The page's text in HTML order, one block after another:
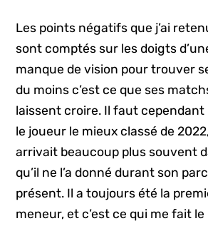
Les points négatifs que j’ai
sont comptés sur les doigts
manque de vision pour trouver
du moins c’est ce que ses
laissent croire. Il faut cependant
le joueur le mieux classé de
arrivait beaucoup plus souvent
qu’il ne l’a donné durant son
présent. Il a toujours été la
meneur, et c’est ce qui me fait